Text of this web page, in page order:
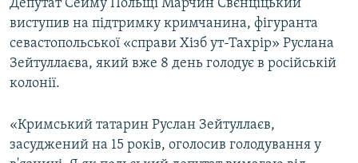
Усі сайти RFE/RL
Депутат Сейму Польщі Марчин Свєнціцький
виступив на підтримку кримчанина, фігуранта
севастопольської «справи Хізб ут-Тахрір» Руслана
Зейтуллаєва, який вже 8 день голодує в російській
колонії.
«Кримський татарин Руслан Зейтуллаєв,
засуджений на 15 років, оголосив голодування у